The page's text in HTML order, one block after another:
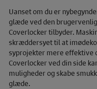
Uanset om du er
glæde ved den
Coverlocker tilbyder.
skræddersyet til at
syprojekter mere effektive
Coverlocker ved din side
muligheder og skabe
glæde.